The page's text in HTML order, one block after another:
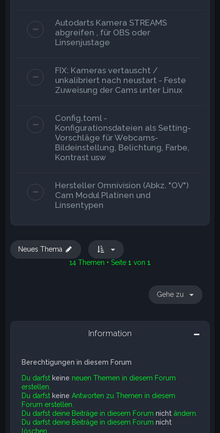
Autodarts Kamera STREAMS
abgreifen , für OBS oder
Linsenjustage
FIX: Kameras vertauscht /
unkalibriert nach neustart - Feste
Zuweisung der Cams unter Linux
Config.toml -
Konfigurationsdateien als Setting-
Vorschläge für Webcams-
Bildeinstellung, Belichtung, Farbe,
Kontrast usw
Hersteller Omnivision (Abkz. "OV")
Cam Modul Platinen und
Linsentypen
Neues Thema
14 Themen • Seite 1 von 1
Gehe zu
Information
Berechtigungen in diesem Forum
Du darfstkeine neuen Themen in diesem Forum
erstellen.
Du darfstkeine Antworten zu Themen in diesem
Forum erstellen.
Du darfst deine Beiträge in diesem Forumnicht ändern.
Du darfst deine Beiträge in diesem Forumnicht
löschen.